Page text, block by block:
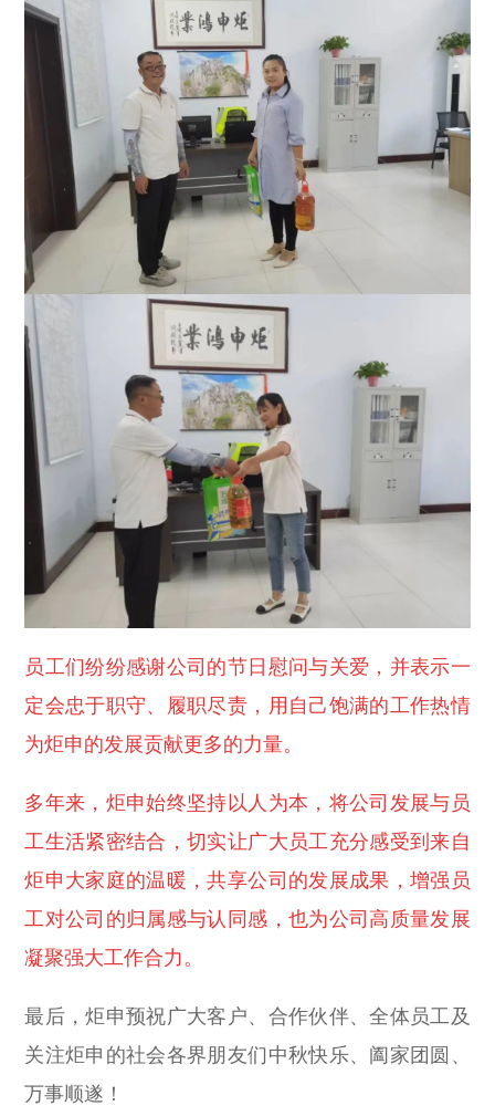
员工们纷纷感谢公司的节日慰问与关爱，并表示一
定会忠于职守、履职尽责，用自己饱满的工作热情
为炬申的发展贡献更多的力量。
多年来，炬申始终坚持以人为本，将公司发展与员
工生活紧密结合，切实让广大员工充分感受到来自
炬申大家庭的温暖，共享公司的发展成果，增强员
工对公司的归属感与认同感，也为公司高质量发展
凝聚强大工作合力。
最后，炬申预祝广大客户、合作伙伴、全体员工及
关注炬申的社会各界朋友们中秋快乐、阖家团圆、
万事顺遂！